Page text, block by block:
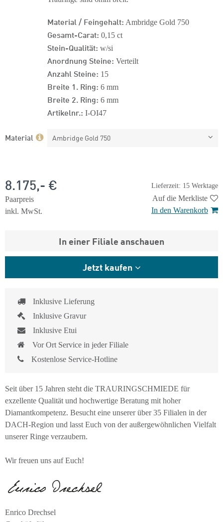
Material / Feingehalt: Ambridge Gold 750
Gesamt-Carat: 0,15 ct
Stein-Qualität: w/si
Anordnung Steine: Verteilt
Anzahl Steine: 15
Breite 1. Ring: 6 mm
Breite 2. Ring: 6 mm
Artikelnr.: I-OI47
Material Ambridge Gold 750
Lieferzeit: 15 Werktage
8.175,- €
Paarpreis
inkl. MwSt.
Auf die Merkliste
In den Warenkorb
In einer Filiale anschauen
Jetzt kaufen
Inklusive Lieferung
Inklusive Gravur
Inklusive Etui
Vor Ort Service in jeder Filiale
Kostenlose Service-Hotline
Seit über 15 Jahren steht die TRAURINGSCHMIEDE für
exzellente Qualität und hochwertige Beratung mit hoher
Diamantkompetenz. Besucht eine unserer über 35 Filialen in der
DACH-Region und lasst Euch von der außergewöhnlichen Vielfalt
unserer Ringe verzaubern.
Wir freuen uns auf Euch!
Enrico Drechsel